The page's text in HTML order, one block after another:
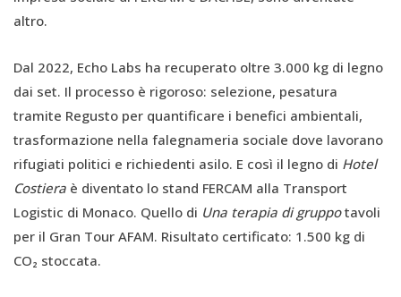
altro.
Dal 2022, Echo Labs ha recuperato oltre 3.000 kg di legno
dai set. Il processo è rigoroso: selezione, pesatura
tramite Regusto per quantificare i benefici ambientali,
trasformazione nella falegnameria sociale dove lavorano
rifugiati politici e richiedenti asilo. E così il legno di Hotel
Costiera è diventato lo stand FERCAM alla Transport
Logistic di Monaco. Quello di Una terapia di gruppotavoli
per il Gran Tour AFAM. Risultato certificato: 1.500 kg di
CO₂ stoccata.